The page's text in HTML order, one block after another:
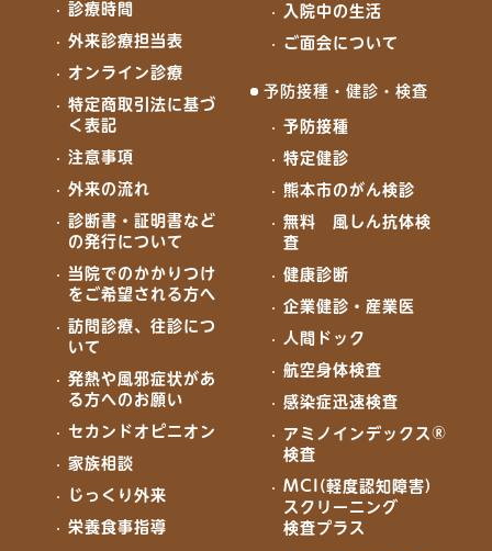
診療時間
外来診療担当表
オンライン診療
特定商取引法に基づ
く表記
注意事項
外来の流れ
診断書・証明書など
の発行について
当院でのかかりつけ
をご希望される方へ
訪問診療、往診につ
いて
発熱や風邪症状があ
る方へのお願い
セカンドオピニオン
家族相談
じっくり外来
栄養食事指導
入院中の生活
ご面会について
予防接種・健診・検査
予防接種
特定健診
熊本市のがん検診
無料 風しん抗体検
査
健康診断
企業健診・産業医
人間ドック
航空身体検査
感染症迅速検査
アミノインデックス®
検査
MCI(軽度認知障害)
スクリーニング
検査プラス